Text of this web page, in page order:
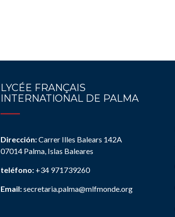
LYCÉE FRANÇAIS
INTERNATIONAL DE PALMA
Dirección:Carrer Illes Balears 142A
07014 Palma, Islas Baleares
teléfono: +34 971739260
Email:secretaria.palma@mlfmonde.org